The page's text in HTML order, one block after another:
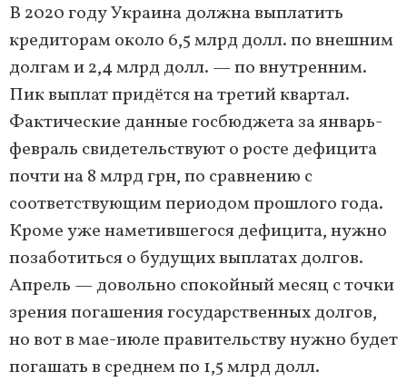
В 2020 году Украина должна выплатить
кредиторам около 6,5 млрд долл. по внешним
долгам и 2,4 млрд долл. — по внутренним.
Пик выплат придётся на третий квартал.
Фактические данные госбюджета за январь-
февраль свидетельствуют о росте дефицита
почти на 8 млрд грн, по сравнению с
соответствующим периодом прошлого года.
Кроме уже наметившегося дефицита, нужно
позаботиться о будущих выплатах долгов.
Апрель — довольно спокойный месяц с точки
зрения погашения государственных долгов,
но вот в мае-июле правительству нужно будет
погашать в среднем по 1,5 млрд долл.